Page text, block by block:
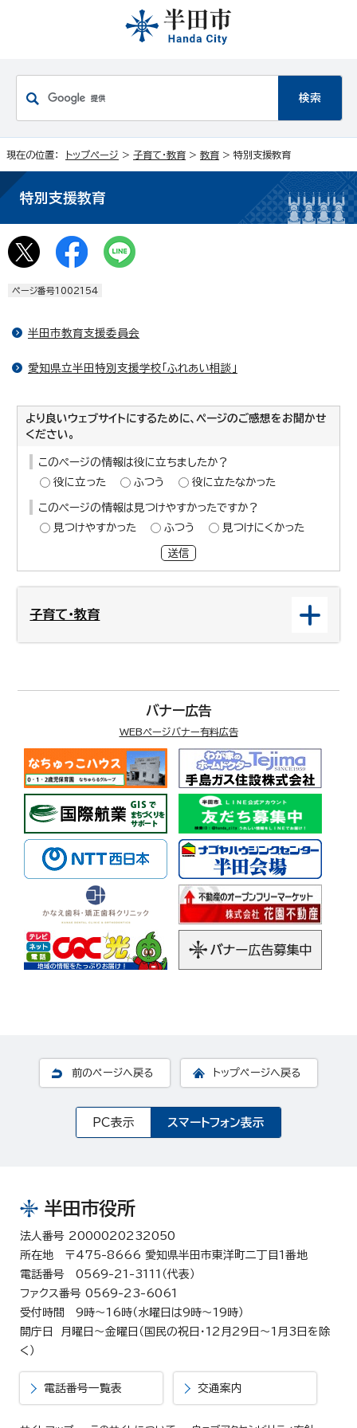
現在の位置： トップページ > 子育て・教育 > 教育 > 特別支援教育
特別支援教育
ページ番号1002154
半田市教育支援委員会
愛知県立半田特別支援学校「ふれあい相談」
より良いウェブサイトにするために、ページのご感想をお聞かせ
ください。
このページの情報は役に立ちましたか？
役に立った
ふつう 役に立たなかった
このページの情報は見つけやすかったですか？
見つけやすかった
ふつう 見つけにくかった
送信
子育て・教育
バナー広告
WEBページバナー有料広告
前のページへ戻る トップページへ戻る
PC表示 スマートフォン表示
半田市役所
法人番号 2000020232050
所在地 〒475-8666 愛知県半田市東洋町二丁目1番地
電話番号 0569-21-3111（代表）
ファクス番号 0569-23-6061
受付時間 9時～16時（水曜日は9時～19時）
開庁日 月曜日～金曜日（国民の祝日・12月29日～1月3日を除
く）
電話番号一覧表 交通案内